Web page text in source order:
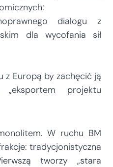
dialogu z
dla wycofania sił
z Europą by zachęcić ją
projektu
W ruchu BM
tradycjonistyczna
tworzy „stara